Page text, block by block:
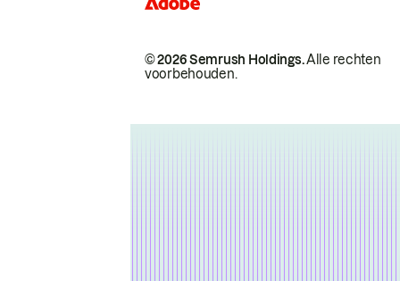
© 2026 Semrush Holdings.Alle rechten
voorbehouden.